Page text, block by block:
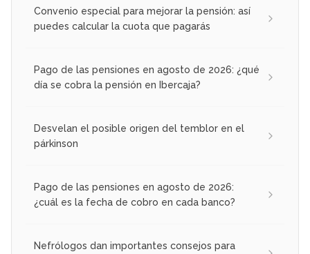
Convenio especial para mejorar la pensión: así
puedes calcular la cuota que pagarás
Pago de las pensiones en agosto de 2026: ¿qué
día se cobra la pensión en Ibercaja?
Desvelan el posible origen del temblor en el
párkinson
Pago de las pensiones en agosto de 2026:
¿cuál es la fecha de cobro en cada banco?
Nefrólogos dan importantes consejos para